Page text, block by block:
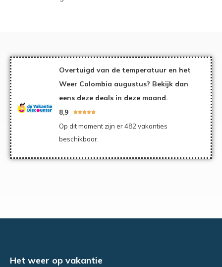
Overtuigd van de temperatuur en het
Weer Colombia augustus? Bekijk dan
eens deze deals in deze maand.
8,9 
Op dit moment zijn er 482 vakanties
beschikbaar.
Het weer op vakantie